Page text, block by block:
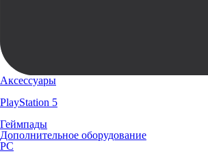
Аксессуары
PlayStation 5
Геймпады
Дополнительное оборудование
PC